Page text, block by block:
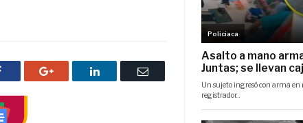
Facebook Google+ LinkedIn
Correo